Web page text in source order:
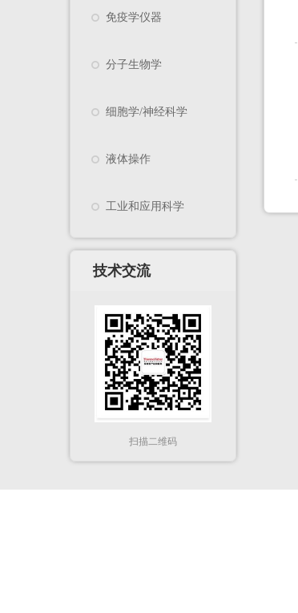
免疫学仪器
分子生物学
细胞学/神经科学
液体操作
工业和应用科学
技术交流
扫描二维码